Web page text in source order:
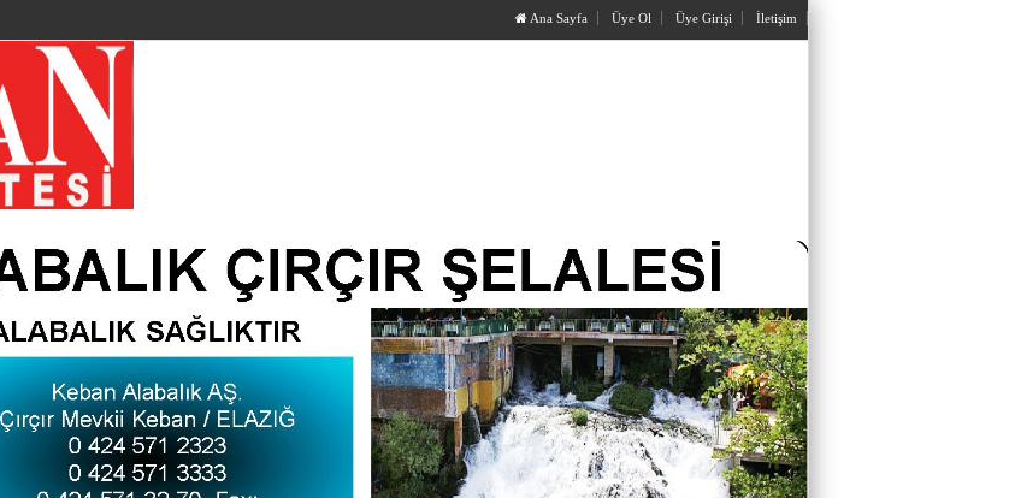
Ana Sayfa Üye Ol Üye Girişi İletişim